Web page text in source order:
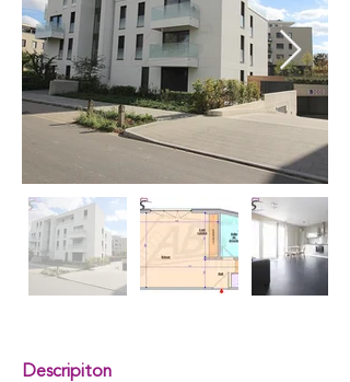
Descripiton